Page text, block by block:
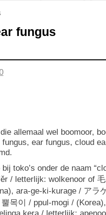
fungus
allemaal wel boomoor,
ear fungus, cloud
toko’s onder de naam
/ letterlijk: wolkenoor of
ara-ge-ki-kurage / アラ
목이 / ppul-mogi /
kera / letterlijk: